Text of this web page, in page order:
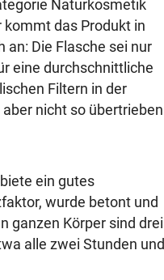
Naturkosmetik
kommt das Produkt in
an: Die Flasche sei nur
eine durchschnittliche
Filtern in der
nicht so übertrieben
ein gutes
wurde betont und
ganzen Körper sind drei
alle zwei Stunden und